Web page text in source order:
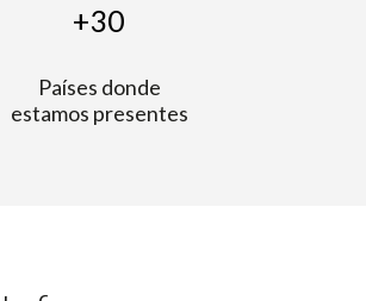
+30
Países donde
estamos presentes